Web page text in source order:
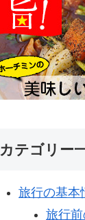
カテゴリー
旅行の基本
旅行